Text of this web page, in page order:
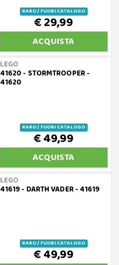
RARO / FUORI CATALOGO
€ 29,99
ACQUISTA
LEGO
41620 - STORMTROOPER -
41620
RARO / FUORI CATALOGO
€ 49,99
ACQUISTA
LEGO
41619 - DARTH VADER - 41619
RARO / FUORI CATALOGO
€ 49,99